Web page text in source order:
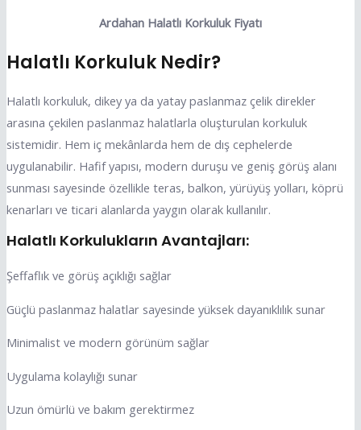
Ardahan Halatlı Korkuluk Fiyatı
Halatlı Korkuluk Nedir?
Halatlı korkuluk, dikey ya da yatay paslanmaz çelik direkler
arasına çekilen paslanmaz halatlarla oluşturulan korkuluk
sistemidir. Hem iç mekânlarda hem de dış cephelerde
uygulanabilir. Hafif yapısı, modern duruşu ve geniş görüş alanı
sunması sayesinde özellikle teras, balkon, yürüyüş yolları, köprü
kenarları ve ticari alanlarda yaygın olarak kullanılır.
Halatlı Korkulukların Avantajları:
Şeffaflık ve görüş açıklığı sağlar
Güçlü paslanmaz halatlar sayesinde yüksek dayanıklılık sunar
Minimalist ve modern görünüm sağlar
Uygulama kolaylığı sunar
Uzun ömürlü ve bakım gerektirmez